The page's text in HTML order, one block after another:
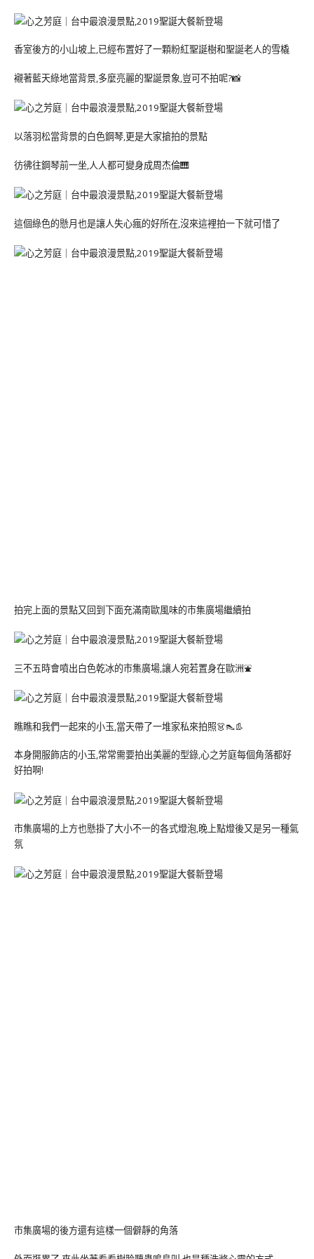
香室後方的小山坡上,已經布置好了一顆粉紅聖誕樹和聖誕老人的雪橇
襯著藍天綠地當背景,多麼亮麗的聖誕景象,豈可不拍呢?📸
以落羽松當背景的白色鋼琴,更是大家搶拍的景點
彷彿往鋼琴前一坐,人人都可變身成周杰倫🎹
這個綠色的懸月也是讓人失心瘋的好所在,沒來這裡拍一下就可惜了
拍完上面的景點又回到下面充滿南歐風味的市集廣場繼續拍
三不五時會噴出白色乾冰的市集廣場,讓人宛若置身在歐洲⛲️
瞧瞧和我們一起來的小玉,當天帶了一堆家私來拍照👗👠👢
本身開服飾店的小玉,常常需要拍出美麗的型錄,心之芳庭每個角落都好
好拍啊!
市集廣場的上方也懸掛了大小不一的各式燈泡,晚上點燈後又是另一種氣
氛
市集廣場的後方還有這樣一個僻靜的角落